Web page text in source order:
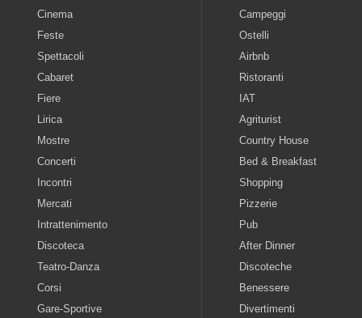
Cinema
Feste
Spettacoli
Cabaret
Fiere
Lirica
Mostre
Concerti
Incontri
Mercati
Intrattenimento
Discoteca
Teatro-Danza
Corsi
Gare-Sportive
Campeggi
Ostelli
Airbnb
Ristoranti
IAT
Agriturist
Country House
Bed & Breakfast
Shopping
Pizzerie
Pub
After Dinner
Discoteche
Benessere
Divertimenti